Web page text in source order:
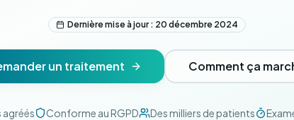
Dernière mise à jour : 20 décembre 2024
un traitement Comment ça
agréés Conforme au RGPD Des milliers de patients